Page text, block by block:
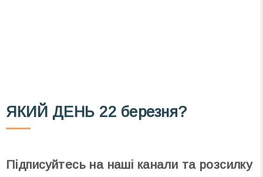
ЯКИЙ ДЕНЬ 22 березня?
Підписуйтесь на наші канали та розсилку